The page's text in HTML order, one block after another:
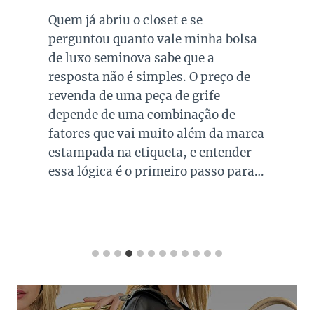
Quem já abriu o closet e se
perguntou quanto vale minha bolsa
de luxo seminova sabe que a
resposta não é simples. O preço de
revenda de uma peça de grife
depende de uma combinação de
fatores que vai muito além da marca
estampada na etiqueta, e entender
essa lógica é o primeiro passo para…